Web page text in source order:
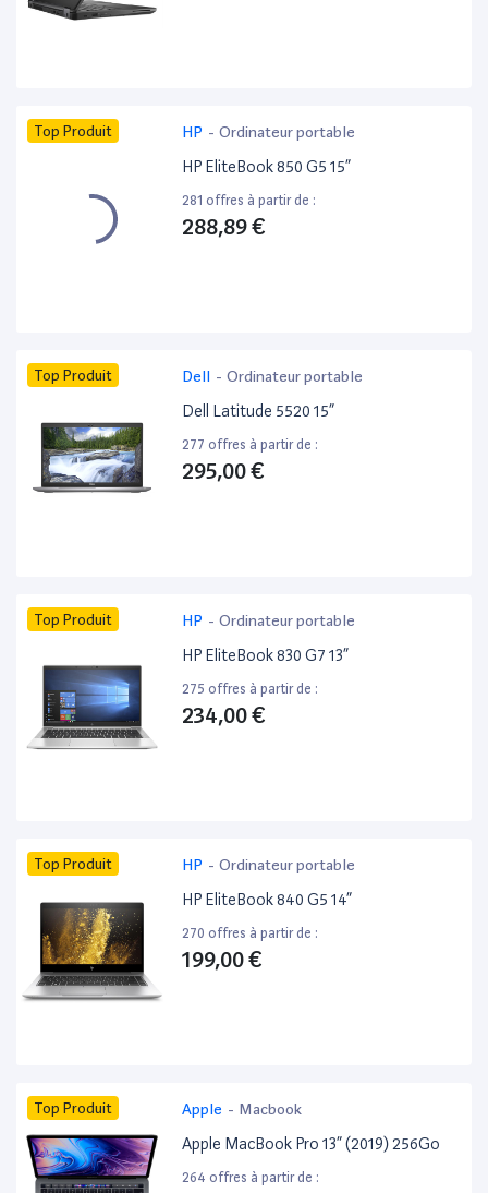
Top Produit HP - Ordinateur portable
HP EliteBook 850 G5 15”
281 offres à partir de :
288,89 €
Top Produit Dell - Ordinateur portable
Dell Latitude 5520 15”
277 offres à partir de :
295,00 €
Top Produit HP - Ordinateur portable
HP EliteBook 830 G7 13”
275 offres à partir de :
234,00 €
Top Produit HP - Ordinateur portable
HP EliteBook 840 G5 14”
270 offres à partir de :
199,00 €
Top Produit Apple - Macbook
Apple MacBook Pro 13” (2019) 256Go
264 offres à partir de :